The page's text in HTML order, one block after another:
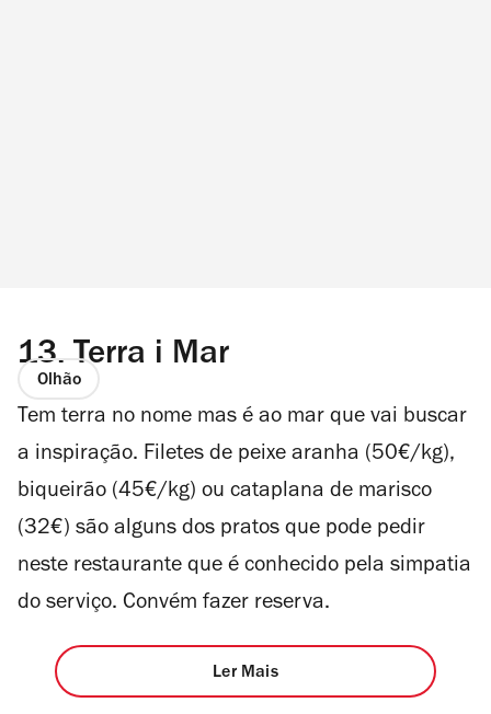
13. Terra i Mar
Olhão
Tem terra no nome mas é ao mar que vai buscar
a inspiração. Filetes de peixe aranha (50€/kg),
biqueirão (45€/kg) ou cataplana de marisco
(32€) são alguns dos pratos que pode pedir
neste restaurante que é conhecido pela simpatia
do serviço. Convém fazer reserva.
Ler Mais